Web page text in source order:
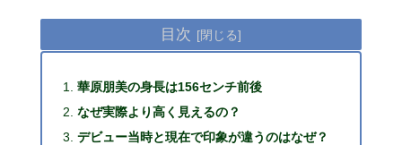
目次
華原朋美の身長は156センチ前後
なぜ実際より高く見えるの？
デビュー当時と現在で印象が違うのはなぜ？